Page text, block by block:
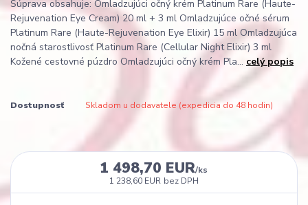
Súprava obsahuje: Omladzujúci očný krém Platinum Rare (Haute-
Rejuvenation Eye Cream) 20 ml + 3 ml Omladzujúce očné sérum
Platinum Rare (Haute-Rejuvenation Eye Elixir) 15 ml Omladzujúca
nočná starostlivosť Platinum Rare (Cellular Night Elixir) 3 ml
Kožené cestovné púzdro Omladzujúci očný krém Pla... celý popis
Dostupnosť Skladom u dodavatele (expedicia do 48 hodin)
1 498,70 EUR/ks
1 238,60 EUR bez DPH